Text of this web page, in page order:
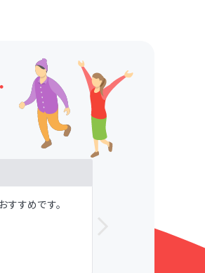
すめです。
すめしてます。